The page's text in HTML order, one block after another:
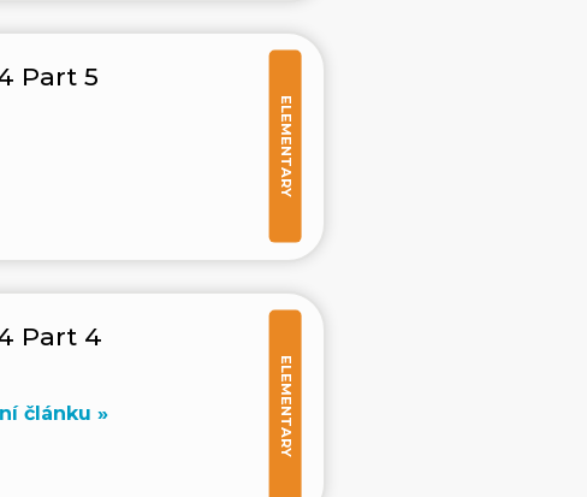
ELEMENTARY
Part 5
ELEMENTARY
Part 4
článku »